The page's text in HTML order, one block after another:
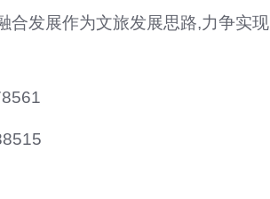
发展作为文旅发展思路,力争实